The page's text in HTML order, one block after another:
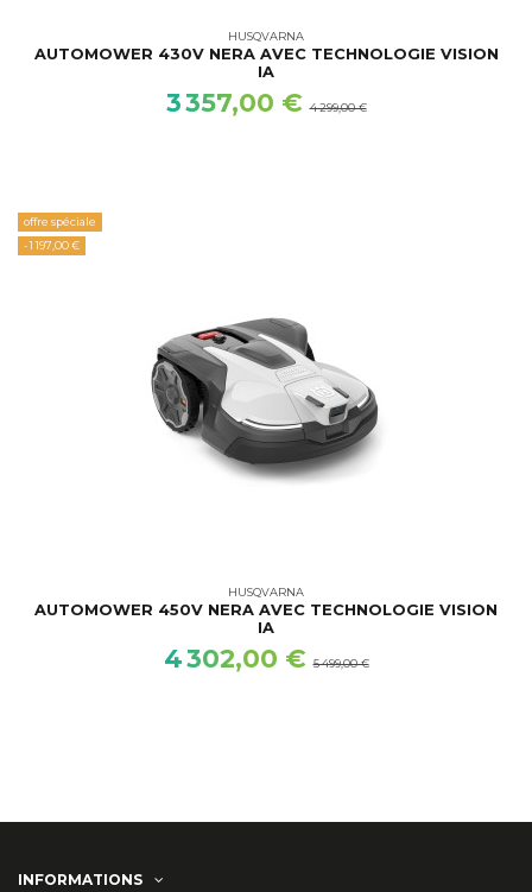
HUSQVARNA
AUTOMOWER 430V NERA AVEC TECHNOLOGIE VISION
IA
3 357,00 €4 299,00 €
offre spéciale
-1 197,00 €
HUSQVARNA
AUTOMOWER 450V NERA AVEC TECHNOLOGIE VISION
IA
4 302,00 €5 499,00 €
INFORMATIONS